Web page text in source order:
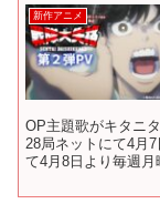
新作アニメ
OP主題歌がキタニ
28局ネットにて4月
て4月8日より毎週